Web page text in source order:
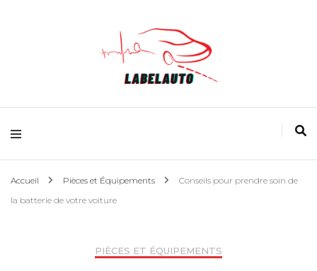
L'actualité Auto
Accueil Pièces et Équipements
Conseils pour prendre soin de
la batterie de votre voiture
PIÈCES ET ÉQUIPEMENTS